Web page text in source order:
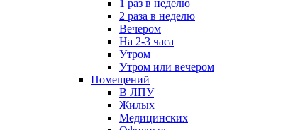
1 раз в неделю
2 раза в неделю
Вечером
На 2-3 часа
Утром
Утром или вечером
Помещений
В ЛПУ
Жилых
Медицинских